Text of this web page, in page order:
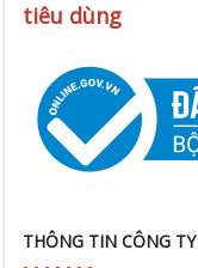
tiêu dùng
THÔNG TIN CÔNG TY